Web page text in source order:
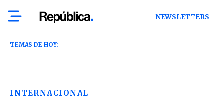
NEWSLETTERS
TEMAS DE HOY:
INTERNACIONAL